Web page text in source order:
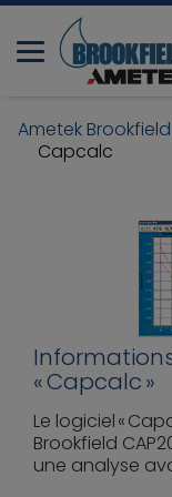
Ametek Brookfield
Capcalc
« Capcalc »
Le logiciel «
Brookfield
une analyse